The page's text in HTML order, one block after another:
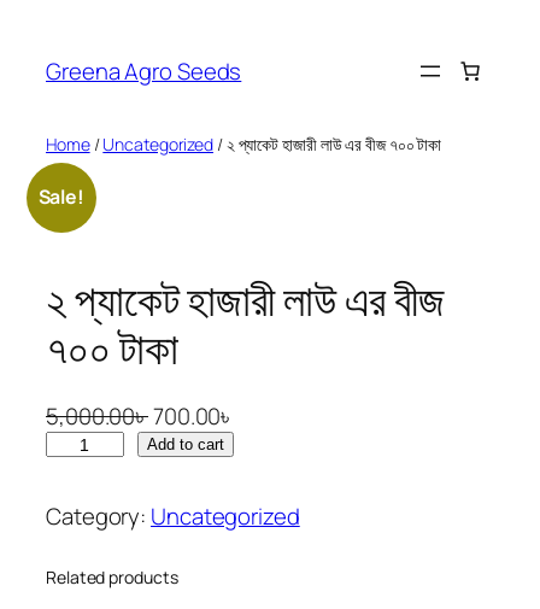
content
Greena Agro Seeds
Home/Uncategorized / ২ প্যাকেট হাজারী লাউ এর বীজ ৭০০ টাকা
Sale!
২ প্যাকেট হাজারী লাউ এর বীজ
৭০০ টাকা
5,000.00৳O
r
g
i
n
700.00৳
u
r
e
কে
ট
হা
Add to cart
Category: Uncategorized
Related products